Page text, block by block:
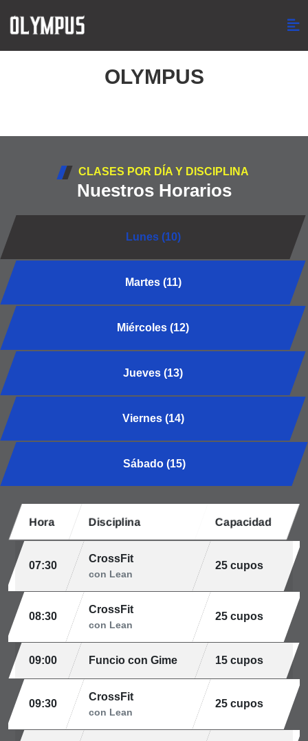
OLYMPUS
CLASES POR DÍA Y DISCIPLINA
Nuestros Horarios
Lunes (10)
Martes (11)
Miércoles (12)
Jueves (13)
Viernes (14)
Sábado (15)
Hora Disciplina Capacidad
07:30
CrossFit
con Lean
25 cupos
08:30
CrossFit
con Lean
25 cupos
09:00 Funcio con Gime 15 cupos
09:30
CrossFit
con Lean
25 cupos